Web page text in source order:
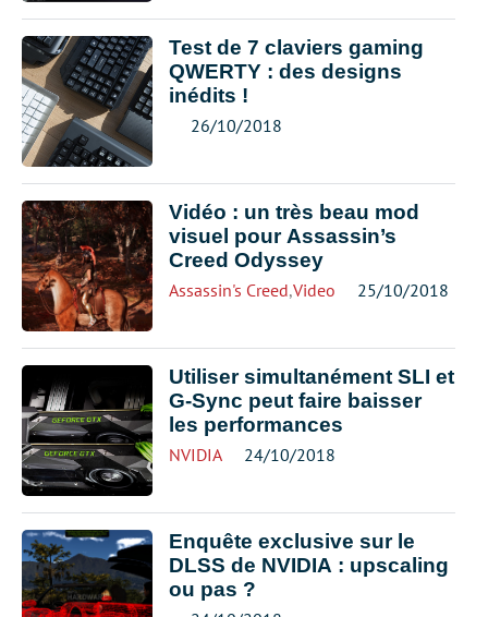
Test de 7 claviers gaming
QWERTY : des designs
inédits !
26/10/2018
Vidéo : un très beau mod
visuel pour Assassin’s
Creed Odyssey
Assassin's Creed,Video 25/10/2018
Utiliser simultanément SLI et
G-Sync peut faire baisser
les performances
NVIDIA 24/10/2018
Enquête exclusive sur le
DLSS de NVIDIA : upscaling
ou pas ?